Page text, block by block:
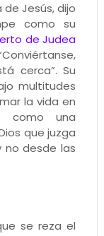
Jesús, dijo
como su
de Judea
cerca”. Su
multitudes
la vida en
como una
que juzga
no desde las
se reza el